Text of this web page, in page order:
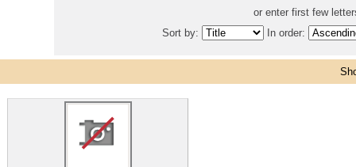
or enter first few
Sort by:
In order: